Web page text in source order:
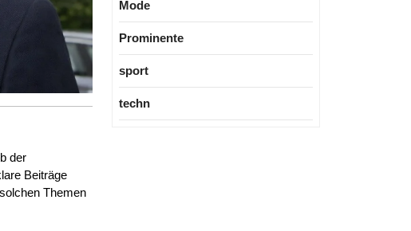
der
Beiträge
Themen
Mode
Prominente
sport
techn